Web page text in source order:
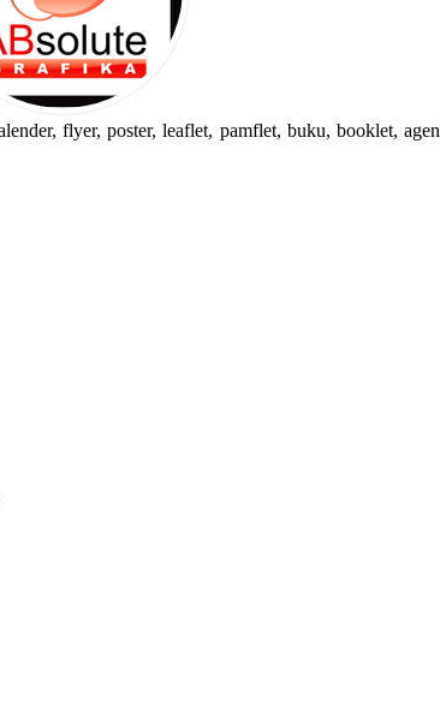
flyer, poster, leaflet, pamflet, buku, booklet,